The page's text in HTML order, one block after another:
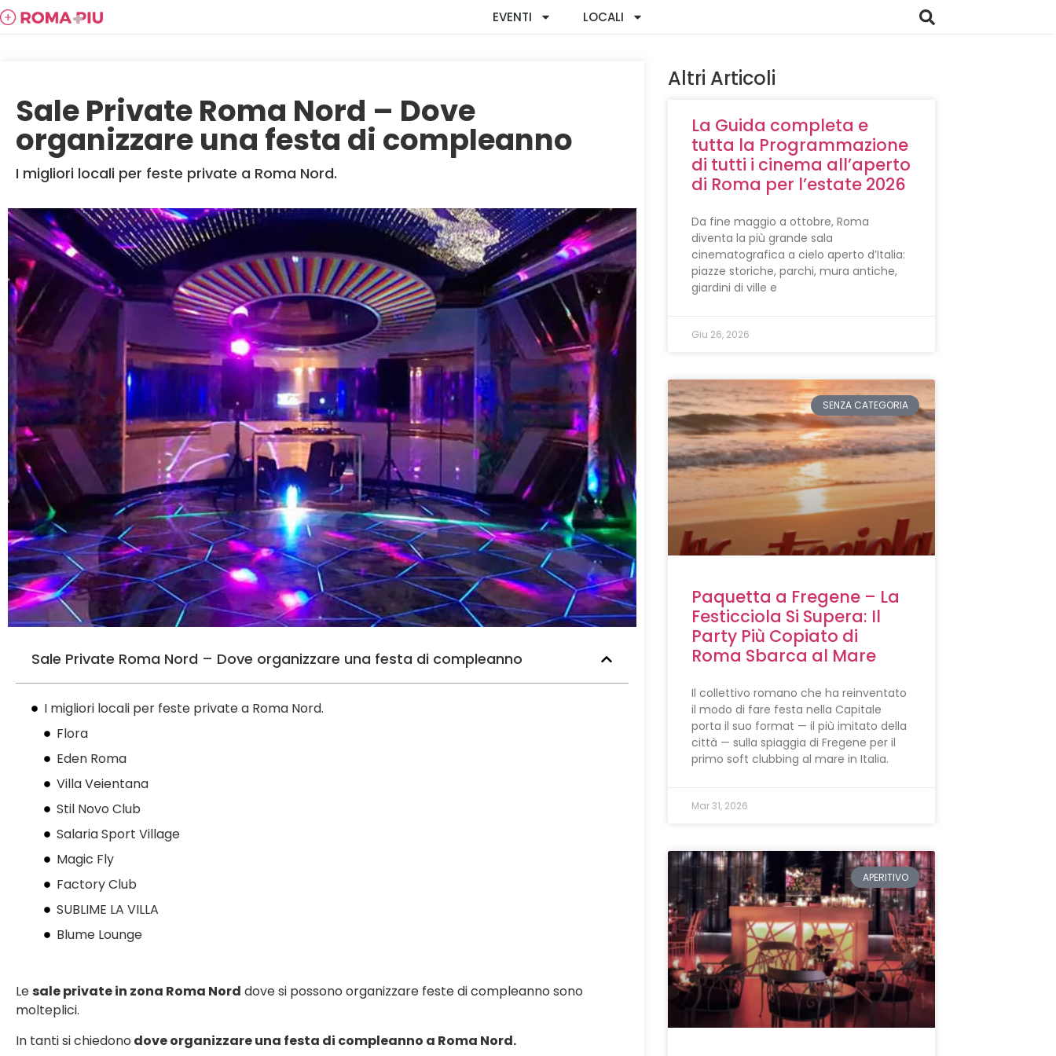
EVENTI LOCALI
Sale Private Roma Nord – Dove
organizzare una festa di compleanno
I migliori locali per feste private a Roma Nord.
Sale Private Roma Nord – Dove organizzare una festa di compleanno
I migliori locali per feste private a Roma Nord.
Flora
Eden Roma
Villa Veientana
Stil Novo Club
Salaria Sport Village
Magic Fly
Factory Club
SUBLIME LA VILLA
Blume Lounge
Lesale private in zona Roma Nord dove si possono organizzare feste di compleanno sono
molteplici.
In tanti si chiedono dove organizzare una festa di compleanno a Roma Nord.
Altri Articoli
La Guida completa e
tutta la Programmazione
di tutti i cinema all’aperto
di Roma per l’estate 2026
Da fine maggio a ottobre, Roma
diventa la più grande sala
cinematografica a cielo aperto d’Italia:
piazze storiche, parchi, mura antiche,
giardini di ville e
Giu 26, 2026
SENZA CATEGORIA
Paquetta a Fregene – La
Festicciola Si Supera: Il
Party Più Copiato di
Roma Sbarca al Mare
Il collettivo romano che ha reinventato
il modo di fare festa nella Capitale
porta il suo format — il più imitato della
città — sulla spiaggia di Fregene per il
primo soft clubbing al mare in Italia.
Mar 31, 2026
APERITIVO